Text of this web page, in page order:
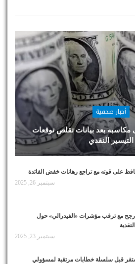
أخبار صحفية
مكاسبه بعد بيانات تقلص توقعات
التيسير النقدي
على قوته مع تراجع رهانات خفض الفائدة
سبتمبر 26, 2025
مع ترقب مؤشرات «الفيدرالي» حول
سبتمبر 23, 2025
قبل سلسلة خطابات مرتقبة لمسؤولي